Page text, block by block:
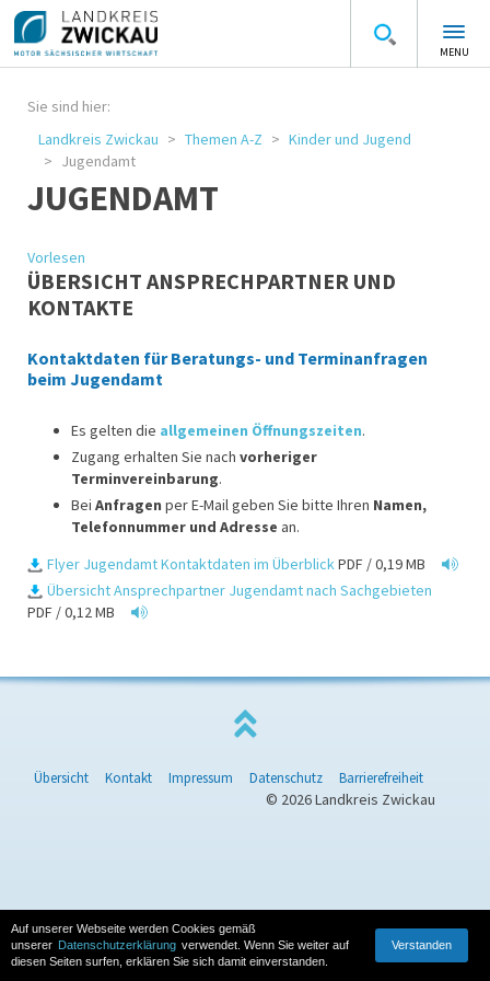
MENU
Sie sind hier:
Landkreis Zwickau
Themen A-Z
Kinder und Jugend
Jugendamt
JUGENDAMT
Vorlesen
ÜBERSICHT ANSPRECHPARTNER UND
KONTAKTE
Kontaktdaten für Beratungs- und Terminanfragen
beim Jugendamt
Es gelten die allgemeinen Öffnungszeiten.
Zugang erhalten Sie nach vorheriger
Terminvereinbarung.
Bei Anfragen per E-Mail geben Sie bitte Ihren Namen,
Telefonnummer und Adresse an.
Flyer Jugendamt Kontaktdaten im ÜberblickPDF / 0,19 MB
Übersicht Ansprechpartner Jugendamt nach Sachgebieten
PDF / 0,12 MB
Übersicht Kontakt Impressum Datenschutz Barrierefreiheit
© 2026 Landkreis Zwickau
Auf unserer Webseite werden Cookies gemäß
unserer Datenschutzerklärung verwendet. Wenn Sie weiter auf
diesen Seiten surfen, erklären Sie sich damit einverstanden.
Verstanden